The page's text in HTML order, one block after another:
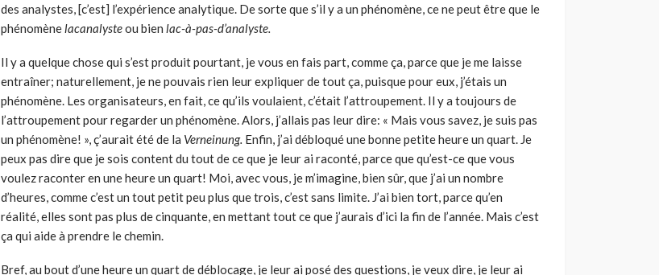
des analystes, [c’est] l’expérience analytique. De sorte que s’il y a un phénomène, ce ne peut être que le
phénomènelacanalysteou bien lac-à-pas-d’analyste.
Il y a quelque chose qui s’est produit pourtant, je vous en fais part, comme ça, parce que je me laisse
entraîner; naturellement, je ne pouvais rien leur expliquer de tout ça, puisque pour eux, j’étais un
phénomène. Les organisateurs, en fait, ce qu’ils voulaient, c’était l’attroupement. Il y a toujours de
l’attroupement pour regarder un phénomène. Alors, j’allais pas leur dire: « Mais vous savez, je suis pas
un phénomène! »,ç’aurait été de la Verneinung. Enfin, j’ai débloqué une bonne petite heure un quart. Je
peux pas dire que je sois content du tout de ce que je leur ai raconté, parce que qu’est-ce que vous
voulez raconter en une heure un quart! Moi, avec vous, je m’imagine, bien sûr, que j’ai un nombre
d’heures, comme c’est un tout petit peu plus que trois, c’est sans limite. J’ai bien tort, parce qu’en
réalité, elles sont pas plus de cinquante, en mettant tout ce que j’aurais d’ici la fin de l’année. Mais c’est
ça qui aide à prendre le chemin.
Bref, au bout d’une heure un quart de déblocage, je leur ai posé des questions, je veux dire, je leur ai